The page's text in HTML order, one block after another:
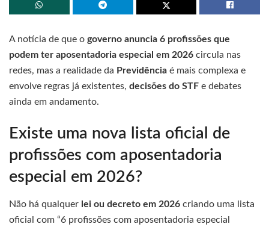
A notícia de que o governo anuncia 6 profissões que
podem ter aposentadoria especial em 2026 circula nas
redes, mas a realidade da Previdência é mais complexa e
envolve regras já existentes, decisões do STF e debates
ainda em andamento.
Existe uma nova lista oficial de
profissões com aposentadoria
especial em 2026?
Não há qualquer lei ou decreto em 2026 criando uma lista
oficial com “6 profissões com aposentadoria especial